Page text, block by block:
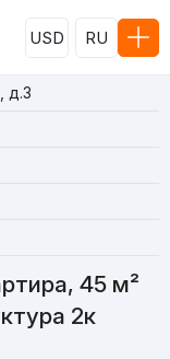
USD RU
д.3
45 м²
2к